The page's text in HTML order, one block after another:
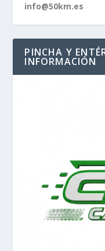
info@50km.es
PINCHA Y
INFORMACIÓN